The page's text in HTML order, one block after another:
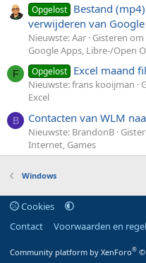
Opgelost Bestand
verwijderen van
Nieuwste: Aar Gisteren om
Google Apps, Libre-/Open
F Opgelost Excel maand
Nieuwste: frans kooijman
Excel
B Contacten van WLM
Nieuwste: BrandonB
Internet, Games
Windows
Cookies
Contact
Voorwaarden en
Community platform by XenForo® ©